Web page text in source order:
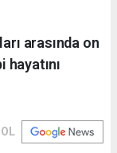
arasında on
hayatını